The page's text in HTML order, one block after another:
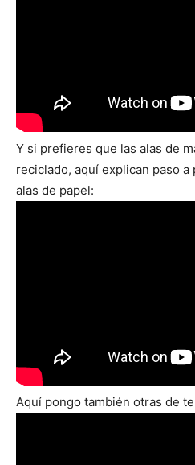
Y si prefieres que las alas de
reciclado, aquí explican paso a
alas de papel:
Aquí pongo también otras de